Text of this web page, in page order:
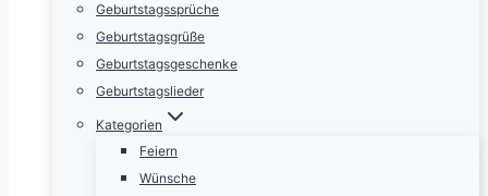
Geburtstagssprüche
Geburtstagsgrüße
Geburtstagsgeschenke
Geburtstagslieder
Kategorien
Feiern
Wünsche